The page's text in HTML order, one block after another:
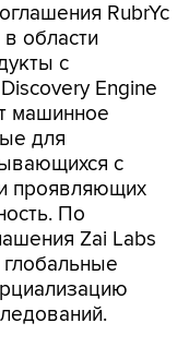
RubrYc
области
с
Engine
машинное
для
с
проявляющих
По
Zai Labs